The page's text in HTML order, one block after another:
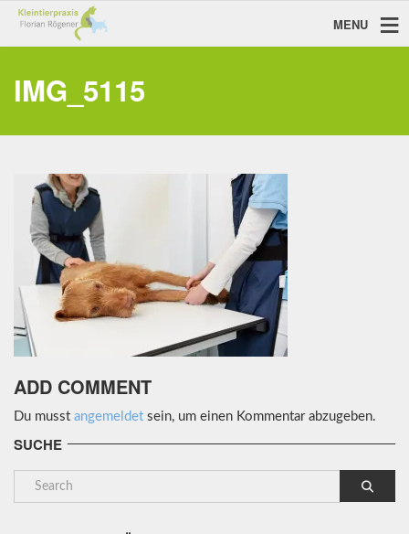
MENU
IMG_5115
ADD COMMENT
Du musst angemeldet sein, um einen Kommentar abzugeben.
SUCHE